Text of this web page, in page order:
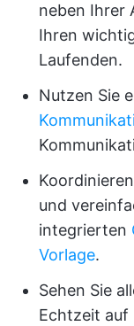
neben Ihrer
Ihren
Laufenden.
Nutzen Sie
und
integrierten
Vorlage.
Sehen Sie
Echtzeit auf